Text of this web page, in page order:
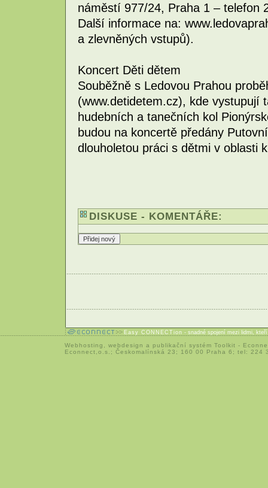
náměstí 977/24, Praha 1 – telefon
Další informace na:
a zlevněných vstupů).
Koncert Děti dětem
Souběžně s Ledovou Prahou
(www.detidetem.cz), kde vystupují
hudebních a tanečních kol
budou na koncertě předány
dlouholetou práci s dětmi v oblasti
DISKUSE - KOMENTÁŘE:
Easy CONNECTion - snadné spojení mezi lidmi,
Webhosting webdesign a publikační systém Toolkit -
Econnect,o.s.; Českomalínská 23; 160 00 Praha 6; tel: 224